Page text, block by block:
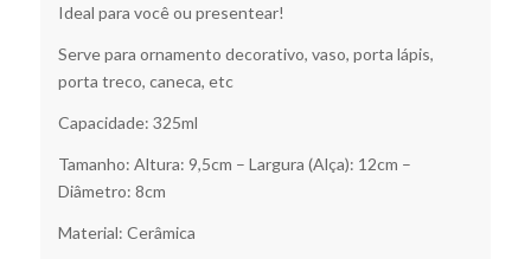
Ideal para você ou presentear!
Serve para ornamento decorativo, vaso, porta lápis,
porta treco, caneca, etc
Capacidade: 325ml
Tamanho: Altura: 9,5cm – Largura (Alça): 12cm –
Diâmetro: 8cm
Material: Cerâmica